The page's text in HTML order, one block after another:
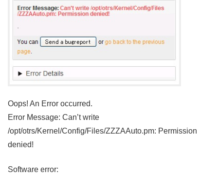
Oops! An Error occurred.
Error Message: Can’t write
/opt/otrs/Kernel/Config/Files/ZZZAAuto.pm: Permission
denied!
Software error: